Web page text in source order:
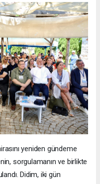
yeniden gündeme
sorgulamanın ve birlikte
Didim, iki gün